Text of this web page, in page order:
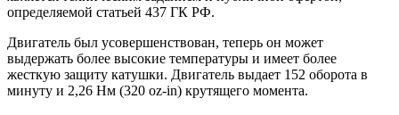
определяемой статьей 437 ГК РФ.
Двигатель был усовершенствован, теперь он может
выдержать более высокие температуры и имеет более
жесткую защиту катушки. Двигатель выдает 152 оборота в
минуту и 2,26 Нм (320 oz-in) крутящего момента.